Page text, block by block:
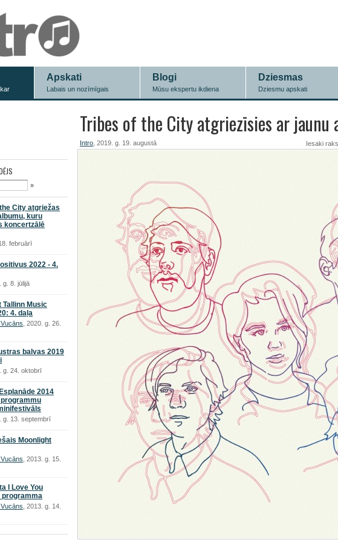
Apskati
Labais un nozīmīgais
Blogi
Mūsu ekspertu ikdiena
Dziesmas
Dziesmu apskati
»
City atgriežas
kuru
koncertzālē
18. februārī
2022 - 4.
g. 8. jūlijā
Tallinn Music
4. daļa
, 2020. g. 26.
balvas 2019
g. 24. oktobrī
2014
g. 13. septembrī
Moonlight
, 2013. g. 15.
I Love You
, 2013. g. 14.
Tribes of the City atgriezīsies ar jaunu
Iesaki
Intro , 2019. g. 19. augustā